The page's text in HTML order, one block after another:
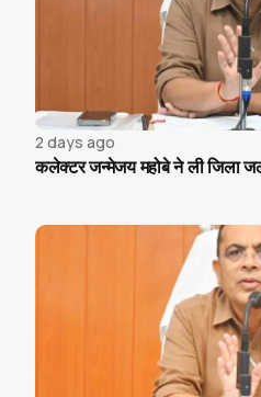
2 days ago
कलेक्टर जन्मेजय महोबे ने ली जिला